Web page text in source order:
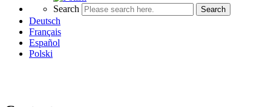
Search Search
Deutsch
Français
Español
Polski